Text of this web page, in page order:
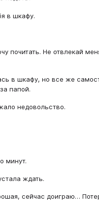
в шкафу.
почитать. Не отвлекай
в шкафу, но все же
папой.
недовольство.
минут.
ждать.
сейчас доиграю…